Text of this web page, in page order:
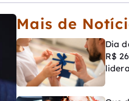
Mais de
Dia
R$
lidera